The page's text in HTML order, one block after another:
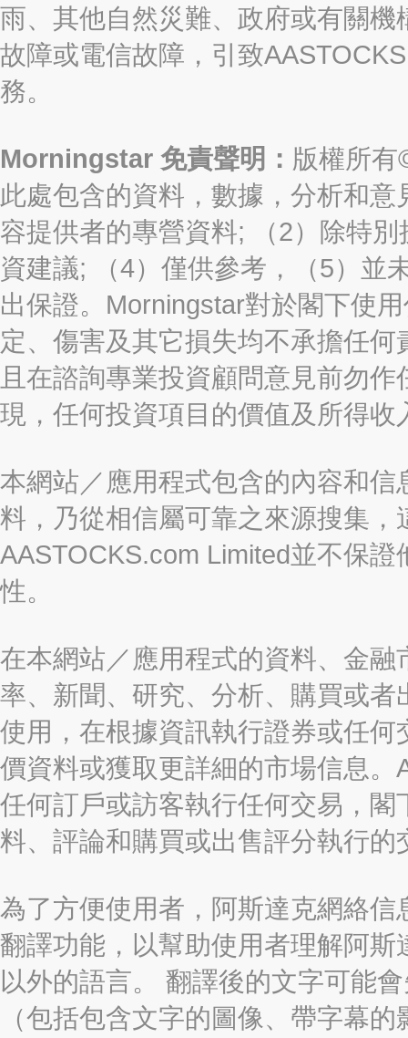
雨、其他自然災難、政府或有關
故障或電信故障，引致
務。
Morningstar 免責聲明： 版權所有
此處包含的資料，數據，分析和意
容提供者的專營資料; （2）除特
資建議; （4）僅供參考，（5）並
出保證。Morningstar對於閣下使
定、傷害及其它損失均不承擔任
且在諮詢專業投資顧問意見前勿
現，任何投資項目的價值及所得收
本網站／應用程式包含的內容和
料，乃從相信屬可靠之來源搜集
AASTOCKS.com Limited並不保
性。
在本網站／應用程式的資料、金
率、新聞、研究、分析、購買或
使用，在根據資訊執行證券或任
價資料或獲取更詳細的市場信息
任何訂戶或訪客執行任何交易，
料、評論和購買或出售評分執行的
為了方便使用者，阿斯達克網絡
翻譯功能，以幫助使用者理解阿
以外的語言。 翻譯後的文字可能
（包括包含文字的圖像、帶字幕